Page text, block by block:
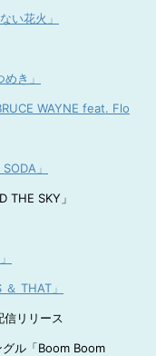
い花火」
き」
WAYNE feat. Flo
」
THE SKY」
THAT」
信リリース
ル「Boom Boom